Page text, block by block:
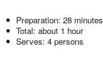
Preparation: 28 minutes
Total: about 1 hour
Serves: 4 persons